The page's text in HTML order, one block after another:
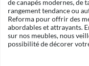
de canapés modernes, de
rangement tendance ou
Reforma pour offrir des
abordables et attrayants.
sur nos meubles, nous
possibilité de décorer